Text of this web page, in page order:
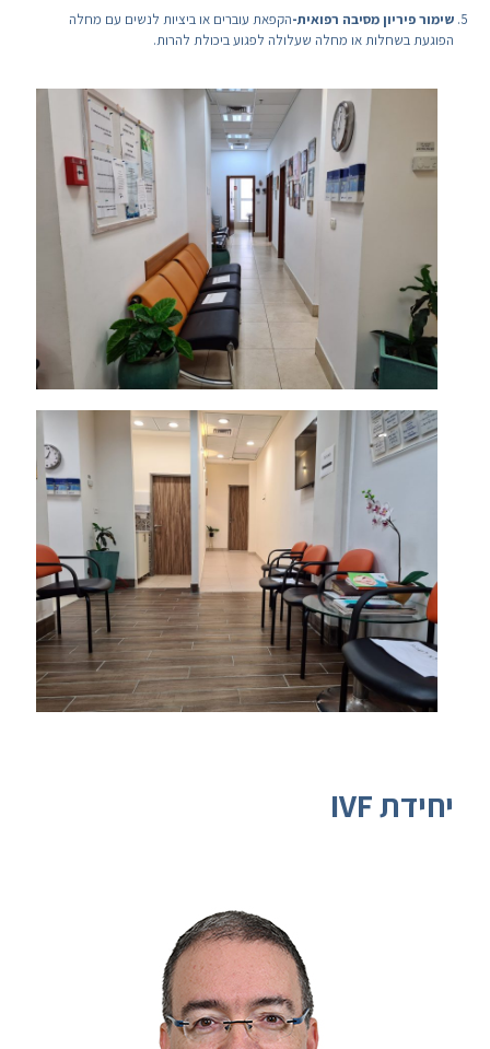
שימור פיריון מסיבה רפואית-הקפאת עוברים או ביציות לנשים עם מחלה
הפוגעת בשחלות או מחלה שעלולה לפגוע ביכולת להרות.
יחידת IVF